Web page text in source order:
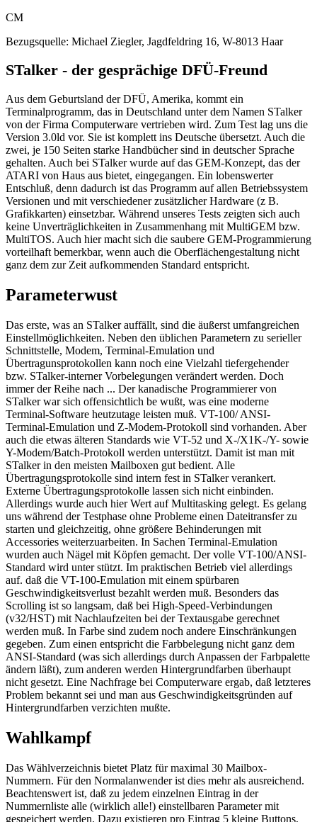
CM
Bezugsquelle: Michael Ziegler, Jagdfeldring 16, W-8013 Haar
STalker - der gesprächige DFÜ-Freund
Aus dem Geburtsland der DFÜ, Amerika, kommt ein
Terminalprogramm, das in Deutschland unter dem Namen STalker
von der Firma Computerware vertrieben wird. Zum Test lag uns die
Version 3.0ld vor. Sie ist komplett ins Deutsche übersetzt. Auch die
zwei, je 150 Seiten starke Handbücher sind in deutscher Sprache
gehalten. Auch bei STalker wurde auf das GEM-Konzept, das der
ATARI von Haus aus bietet, eingegangen. Ein lobenswerter
Entschluß, denn dadurch ist das Programm auf allen Betriebssystem
Versionen und mit verschiedener zusätzlicher Hardware (z B.
Grafikkarten) einsetzbar. Während unseres Tests zeigten sich auch
keine Unverträglichkeiten in Zusammenhang mit MultiGEM bzw.
MultiTOS. Auch hier macht sich die saubere GEM-Programmierung
vorteilhaft bemerkbar, wenn auch die Oberflächengestaltung nicht
ganz dem zur Zeit aufkommenden Standard entspricht.
Parameterwust
Das erste, was an STalker auffällt, sind die äußerst umfangreichen
Einstellmöglichkeiten. Neben den üblichen Parametern zu serieller
Schnittstelle, Modem, Terminal-Emulation und
Übertragunsprotokollen kann noch eine Vielzahl tiefergehender
bzw. STalker-interner Vorbelegungen verändert werden. Doch
immer der Reihe nach ... Der kanadische Programmierer von
STalker war sich offensichtlich be wußt, was eine moderne
Terminal-Software heutzutage leisten muß. VT-100/ ANSI-
Terminal-Emulation und Z-Modem-Protokoll sind vorhanden. Aber
auch die etwas älteren Standards wie VT-52 und X-/X1K-/Y- sowie
Y-Modem/Batch-Protokoll werden unterstützt. Damit ist man mit
STalker in den meisten Mailboxen gut bedient. Alle
Übertragungsprotokolle sind intern fest in STalker verankert.
Externe Übertragungsprotokolle lassen sich nicht einbinden.
Allerdings wurde auch hier Wert auf Multitasking gelegt. Es gelang
uns während der Testphase ohne Probleme einen Dateitransfer zu
starten und gleichzeitig, ohne größere Behinderungen mit
Accessories weiterzuarbeiten. In Sachen Terminal-Emulation
wurden auch Nägel mit Köpfen gemacht. Der volle VT-100/ANSI-
Standard wird unter stützt. Im praktischen Betrieb viel allerdings
auf. daß die VT-100-Emulation mit einem spürbaren
Geschwindigkeitsverlust bezahlt werden muß. Besonders das
Scrolling ist so langsam, daß bei High-Speed-Verbindungen
(v32/HST) mit Nachlaufzeiten bei der Textausgabe gerechnet
werden muß. In Farbe sind zudem noch andere Einschränkungen
gegeben. Zum einen entspricht die Farbbelegung nicht ganz dem
ANSI-Standard (was sich allerdings durch Anpassen der Farbpalette
ändern läßt), zum anderen werden Hintergrundfarben überhaupt
nicht gesetzt. Eine Nachfrage bei Computerware ergab, daß letzteres
Problem bekannt sei und man aus Geschwindigkeitsgründen auf
Hintergrundfarben verzichten mußte.
Wahlkampf
Das Wählverzeichnis bietet Platz für maximal 30 Mailbox-
Nummern. Für den Normalanwender ist dies mehr als ausreichend.
Beachtenswert ist, daß zu jedem einzelnen Eintrag in der
Nummernliste alle (wirklich alle!) einstellbaren Parameter mit
gespeichert werden. Dazu existieren pro Eintrag 5 kleine Buttons,